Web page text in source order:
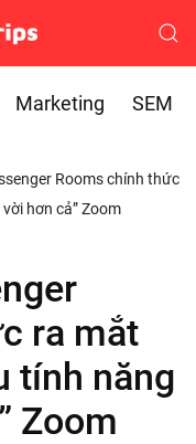
Marketing SEM
Rooms chính thức
hơn cả” Zoom
ra mắt
tính năng
Zoom